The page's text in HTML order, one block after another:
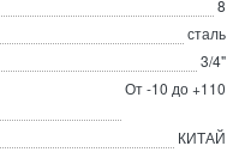
8
сталь
3/4"
От -10 до +110
КИТАЙ